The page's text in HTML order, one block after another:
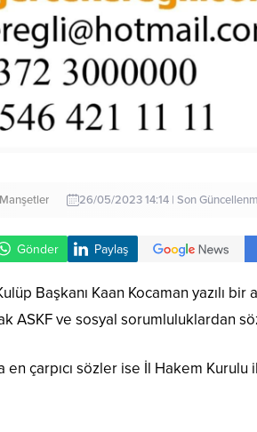
26/05/2023 14:14 | Son
Gönder Paylaş
Başkanı Kaan Kocaman yazılı bir
ASKF ve sosyal sorumluluklardan
en çarpıcı sözler ise İl Hakem